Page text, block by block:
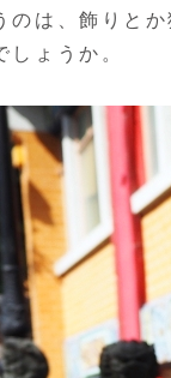
のは、飾りと
しょうか。